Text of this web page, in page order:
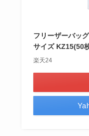
フリーザーバッ
サイズ KZ15(50
楽天24